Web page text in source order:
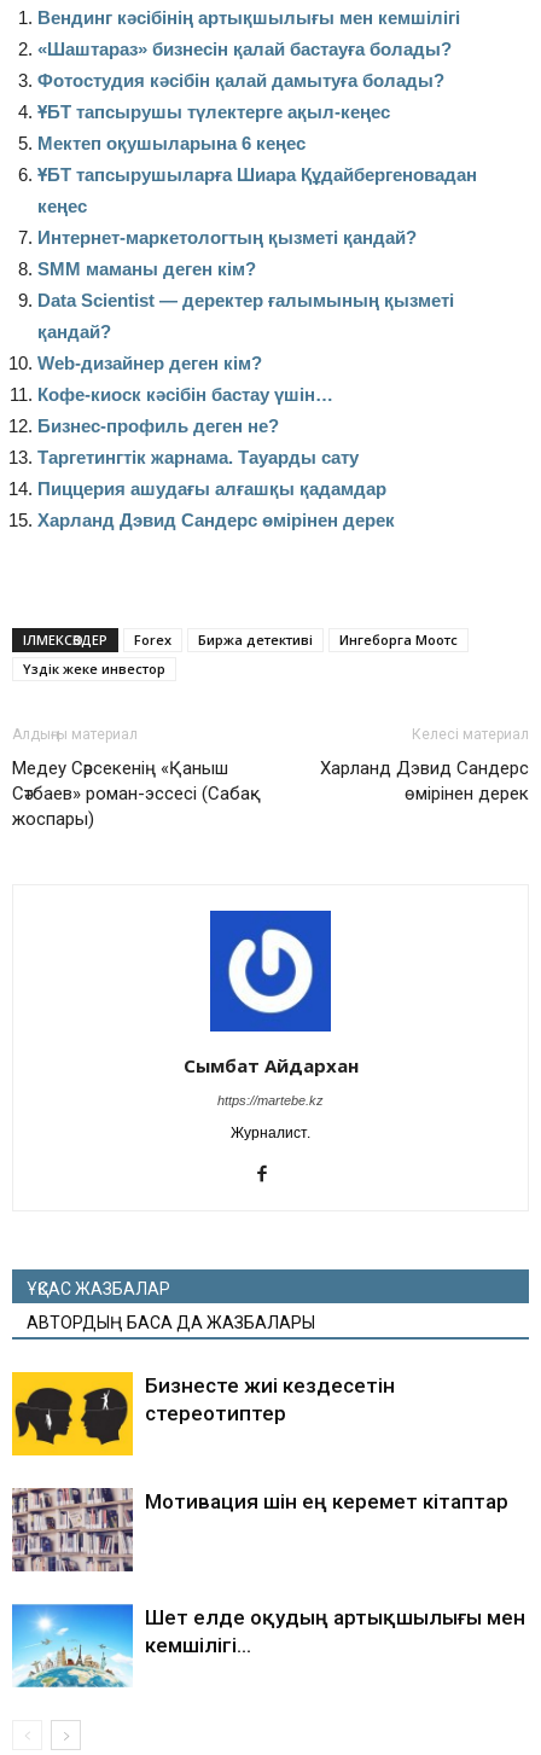
Вендинг кәсібінің артықшылығы мен кемшілігі
«Шаштараз» бизнесін қалай бастауға болады?
Фотостудия кәсібін қалай дамытуға болады?
ҰБТ тапсырушы түлектерге ақыл-кеңес
Мектеп оқушыларына 6 кеңес
ҰБТ тапсырушыларға Шиара Құдайбергеновадан
кеңес
Интернет-маркетологтың қызметі қандай?
SMM маманы деген кім?
Data Scientist — деректер ғалымының қызметі
қандай?
Web-дизайнер деген кім?
Кофе-киоск кәсібін бастау үшін…
Бизнес-профиль деген не?
Таргетингтік жарнама. Тауарды сату
Пиццерия ашудағы алғашқы қадамдар
Харланд Дэвид Сандерс өмірінен дерек
ІЛМЕКСӨЗДЕР Forex Биржа детективі
Ингеборга Моотс
Үздік жеке инвестор
Алдыңғы материал
Медеу Сәрсекенің «Қаныш
Сәтбаев» роман-эссесі (Сабақ
жоспары)
Келесі материал
Харланд Дэвид Сандерс
өмірінен дерек
Сымбат Айдархан
https://martebe.kz
Журналист.
ҰҚСАС ЖАЗБАЛАР
АВТОРДЫҢ БАСҚА ДА ЖАЗБАЛАРЫ
Бизнесте жиі кездесетін
стереотиптер
Мотивация үшін ең керемет кітаптар
Шет елде оқудың артықшылығы мен
кемшілігі…